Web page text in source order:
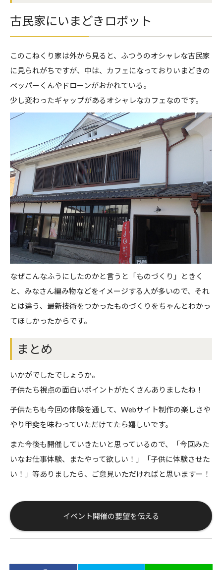
古民家にいまどきロボット
このこねくり家は外から見ると、ふつうのオシャレな古民家
に見られがちですが、中は、カフェになっておりいまどきの
ペッパーくんやドローンがおかれている。
少し変わったギャップがあるオシャレなカフェなのです。
なぜこんなふうにしたのかと言うと「ものづくり」ときく
と、みなさん編み物などをイメージする人が多いので、それ
とは違う、最新技術をつかったものづくりをちゃんとわかっ
てほしかったからです。
まとめ
いかがでしたでしょうか。
子供たち視点の面白いポイントがたくさんありましたね！
子供たちも今回の体験を通して、Webサイト制作の楽しさや
やり甲斐を味わっていただけてたら嬉しいです。
また今後も開催していきたいと思っているので、「今回みた
いなお仕事体験、またやって欲しい！」「子供に体験させた
い！」等ありましたら、ご意見いただければと思いますー！
イベント開催の要望を伝える